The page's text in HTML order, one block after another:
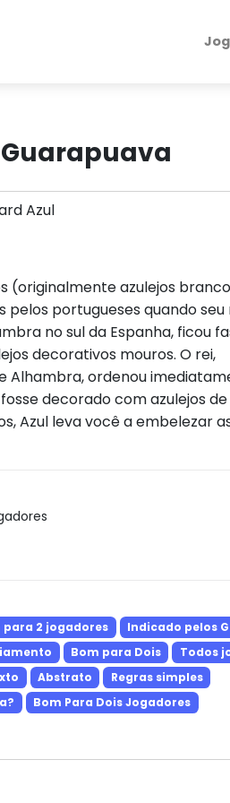
(originalmente azulejos
portugueses quando seu
no sul da Espanha, ficou
decorativos mouros. O rei,
Alhambra, ordenou
decorado com azulejos
Azul leva você a embelezar
para 2 jogadores
Indicado pelos
Bom para Dois
Todos
Abstrato
Regras simples
Bom Para Dois Jogadores